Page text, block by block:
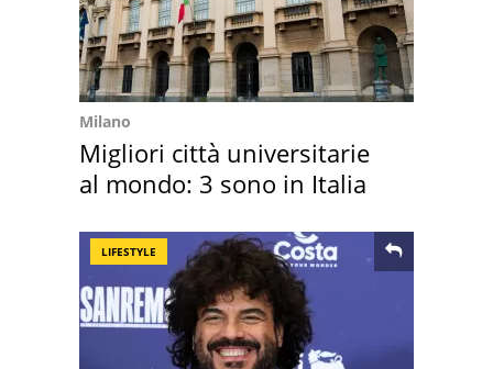
Milano
Migliori città universitarie
al mondo: 3 sono in Italia
LIFESTYLE